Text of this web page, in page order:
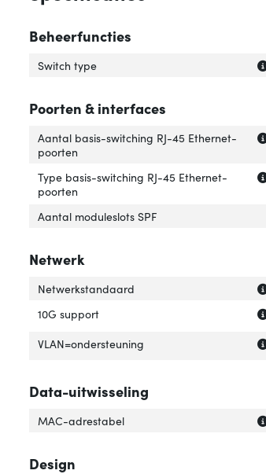
Beheerfuncties
Switch type
Poorten & interfaces
Aantal basis-switching RJ-45 Ethernet-
poorten
Type basis-switching RJ-45 Ethernet-
poorten
Aantal moduleslots SPF
Netwerk
Netwerkstandaard
10G support
VLAN=ondersteuning
Data-uitwisseling
MAC-adrestabel
Design